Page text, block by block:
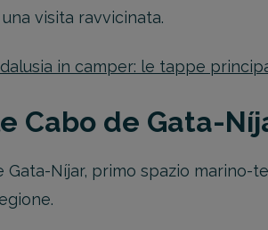
visita ravvicinata.
in camper: le tappe
Cabo de Gata-
Gata-Níjar, primo spazio